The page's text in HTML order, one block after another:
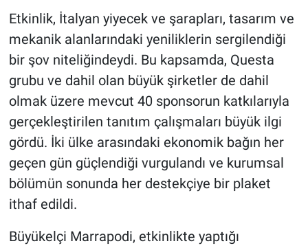
Etkinlik, İtalyan yiyecek ve şarapları, tasarım ve
mekanik alanlarındaki yeniliklerin sergilendiği
bir şov niteliğindeydi. Bu kapsamda, Questa
grubu ve dahil olan büyük şirketler de dahil
olmak üzere mevcut 40 sponsorun katkılarıyla
gerçekleştirilen tanıtım çalışmaları büyük ilgi
gördü. İki ülke arasındaki ekonomik bağın her
geçen gün güçlendiği vurgulandı ve kurumsal
bölümün sonunda her destekçiye bir plaket
ithaf edildi.
Büyükelçi Marrapodi, etkinlikte yaptığı